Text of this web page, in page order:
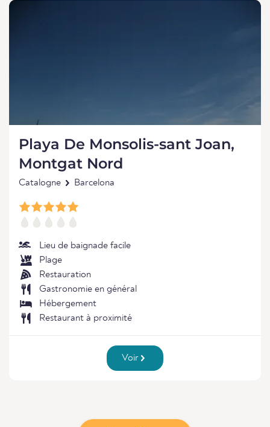
Playa De Monsolis-sant Joan,
Montgat Nord
Catalogne Barcelona
Lieu de baignade facile
Plage
Restauration
Gastronomie en général
Hébergement
Restaurant à proximité
Voir